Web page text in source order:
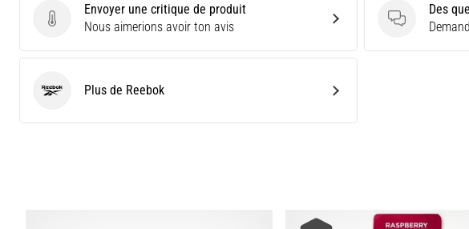
Envoyer une critique de produit
Envoyer une critique de produit
Nous aimerions avoir ton avis
Des questions
Des
ReebokPlus de Reebok